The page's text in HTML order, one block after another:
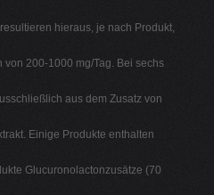
hieraus, je nach Produkt,
200-1000 mg/Tag. Bei sechs
aus dem Zusatz von
Einige Produkte enthalten
Glucuronolactonzusätze (70